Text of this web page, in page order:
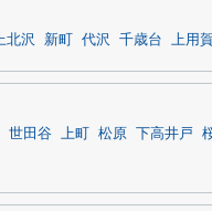
北沢 新町 代沢 千歳台 上用
世田谷 上町 松原 下高井戸